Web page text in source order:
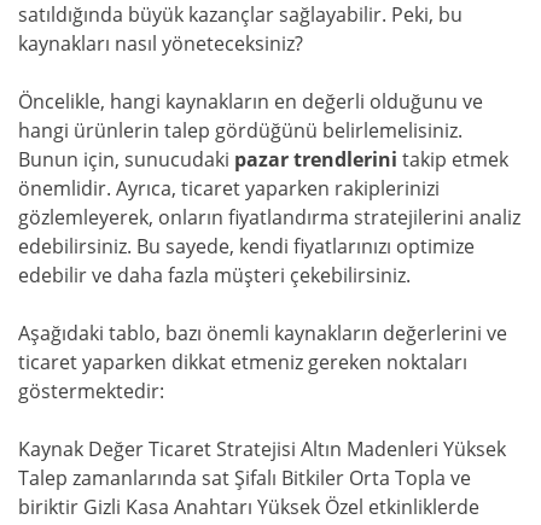
satıldığında büyük kazançlar sağlayabilir. Peki, bu
kaynakları nasıl yöneteceksiniz?
Öncelikle, hangi kaynakların en değerli olduğunu ve
hangi ürünlerin talep gördüğünü belirlemelisiniz.
Bunun için, sunucudaki pazar trendlerini takip etmek
önemlidir. Ayrıca, ticaret yaparken rakiplerinizi
gözlemleyerek, onların fiyatlandırma stratejilerini analiz
edebilirsiniz. Bu sayede, kendi fiyatlarınızı optimize
edebilir ve daha fazla müşteri çekebilirsiniz.
Aşağıdaki tablo, bazı önemli kaynakların değerlerini ve
ticaret yaparken dikkat etmeniz gereken noktaları
göstermektedir:
Kaynak Değer Ticaret Stratejisi Altın Madenleri Yüksek
Talep zamanlarında sat Şifalı Bitkiler Orta Topla ve
biriktir Gizli Kasa Anahtarı Yüksek Özel etkinliklerde